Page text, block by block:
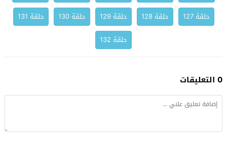
حلقة 127
حلقة 128 حلقة 129 حلقة 130
حلقة 131
حلقة 132
0 التعليقات